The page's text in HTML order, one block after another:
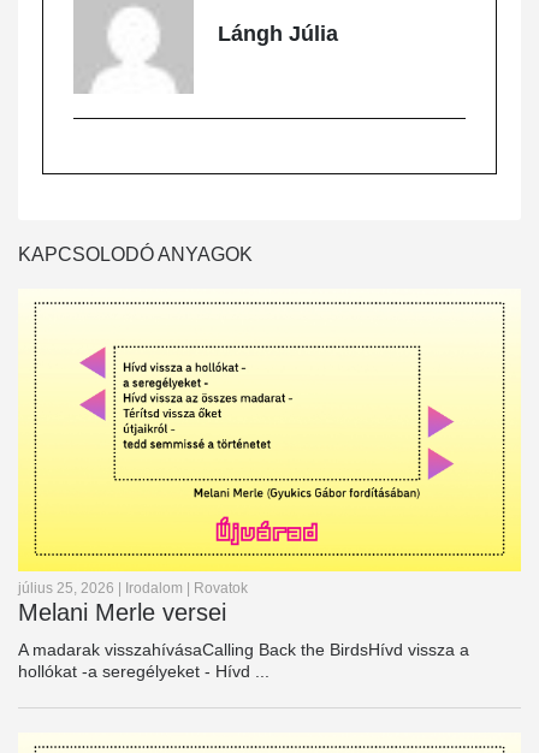
Lángh Júlia
KAPCSOLODÓ ANYAGOK
július 25, 2026 | Irodalom | Rovatok
Melani Merle versei
A madarak visszahívásaCalling Back the BirdsHívd vissza a
hollókat -a seregélyeket - Hívd ...